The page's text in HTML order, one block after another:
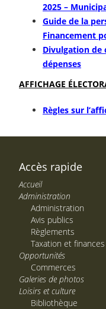
2025 –
Guide de la
Financement
Divulgation de
dépenses
AFFICHAGE
Règles sur
Accès rapide
Accueil
Administration
Administration
Avis publics
Règlements
Taxation et finances
Opportunités
Commerces
Galeries de photos
Loisirs et culture
Bibliothèque